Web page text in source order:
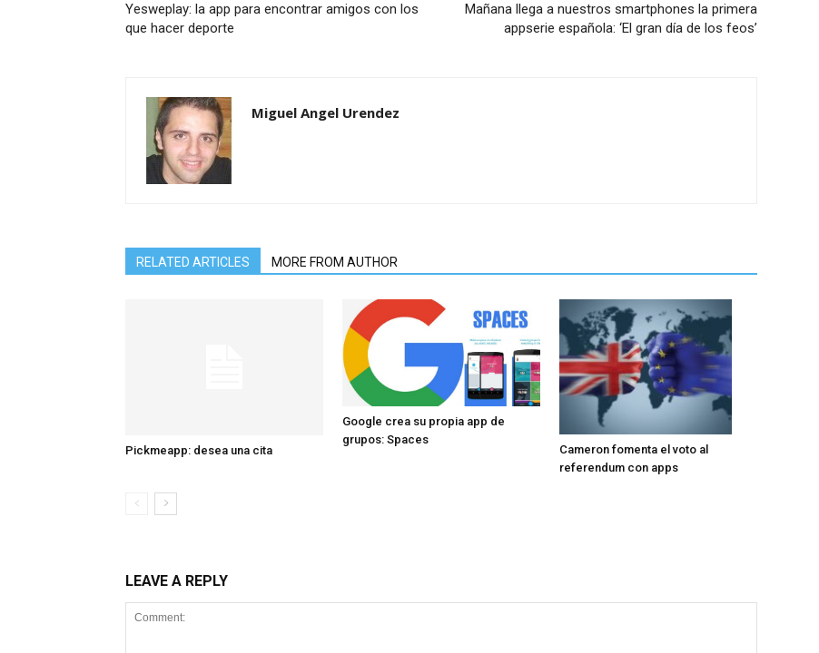
Yesweplay: la app para encontrar amigos con los
que hacer deporte
Mañana llega a nuestros smartphones la primera
appserie española: ‘El gran día de los feos’
Miguel Angel Urendez
RELATED ARTICLES MORE FROM AUTHOR
Pickmeapp: desea una cita
Google crea su propia app de
grupos: Spaces
Cameron fomenta el voto al
referendum con apps
LEAVE A REPLY